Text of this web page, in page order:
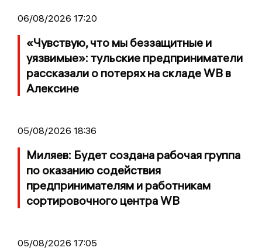
06/08/2026 17:20
«Чувствую, что мы беззащитные и
уязвимые»: тульские предприниматели
рассказали о потерях на складе WB в
Алексине
05/08/2026 18:36
Миляев: Будет создана рабочая группа
по оказанию содействия
предпринимателям и работникам
сортировочного центра WB
05/08/2026 17:05